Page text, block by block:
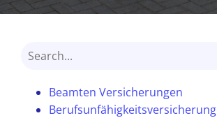
Beamten Versicherungen
Berufsunfähigkeitsversicherung